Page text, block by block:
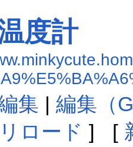
度計
集 | 編集（
リロード ] [